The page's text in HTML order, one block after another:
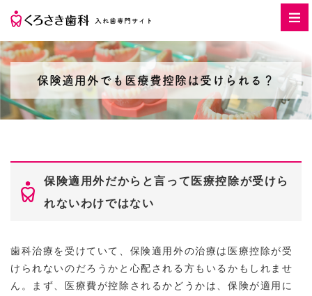
保険適用外でも医療費控除は受けられる？
保険適用外だからと言って医療控除が受けら
れないわけではない
歯科治療を受けていて、保険適用外の治療は医療控除が受
けられないのだろうかと心配される方もいるかもしれませ
ん。まず、医療費が控除されるかどうかは、保険が適用に